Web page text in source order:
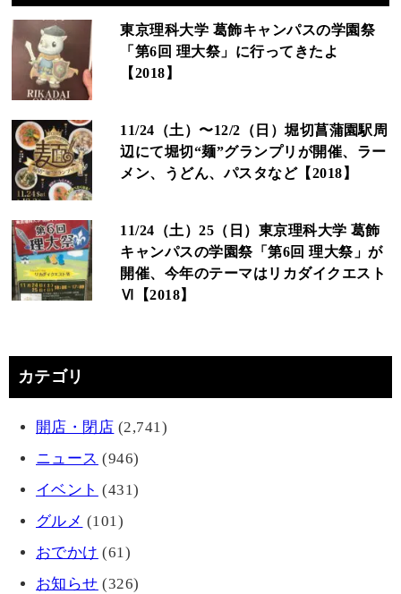
東京理科大学 葛飾キャンパスの学園祭
「第6回 理大祭」に行ってきたよ
【2018】
11/24（土）〜12/2（日）堀切菖蒲園駅周
辺にて堀切“麺”グランプリが開催、ラー
メン、うどん、パスタなど【2018】
11/24（土）25（日）東京理科大学 葛飾
キャンパスの学園祭「第6回 理大祭」が
開催、今年のテーマはリカダイクエスト
Ⅵ【2018】
カテゴリ
開店・閉店 (2,741)
ニュース (946)
イベント (431)
グルメ (101)
おでかけ (61)
お知らせ (326)